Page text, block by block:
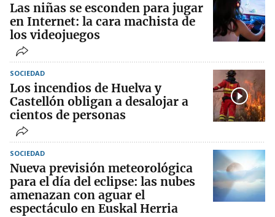
Las niñas se esconden para jugar
en Internet: la cara machista de
los videojuegos
SOCIEDAD
Los incendios de Huelva y
Castellón obligan a desalojar a
cientos de personas
SOCIEDAD
Nueva previsión meteorológica
para el día del eclipse: las nubes
amenazan con aguar el
espectáculo en Euskal Herria